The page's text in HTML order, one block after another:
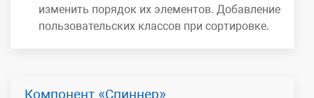
изменить порядок их элементов. Добавление
пользовательских классов при сортировке.
Компонент Спиннер